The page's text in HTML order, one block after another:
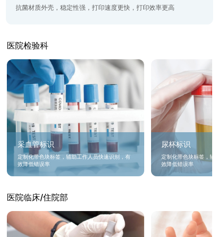
抗菌材质外壳，稳定性强，打印速度更快，打印效率更高
医院检验科
采血管标识
定制化带色块标签，辅助工作人员快速识别，有
效降低错误率
尿杯标识
定制化带色块标签，辅
效降低错误率
医院临床/住院部